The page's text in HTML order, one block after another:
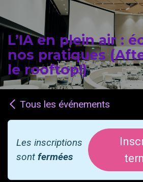
L’IA en plein air :
nos pratiques
le rooftop!)
Tous les événements
Les inscriptions
sont fermées